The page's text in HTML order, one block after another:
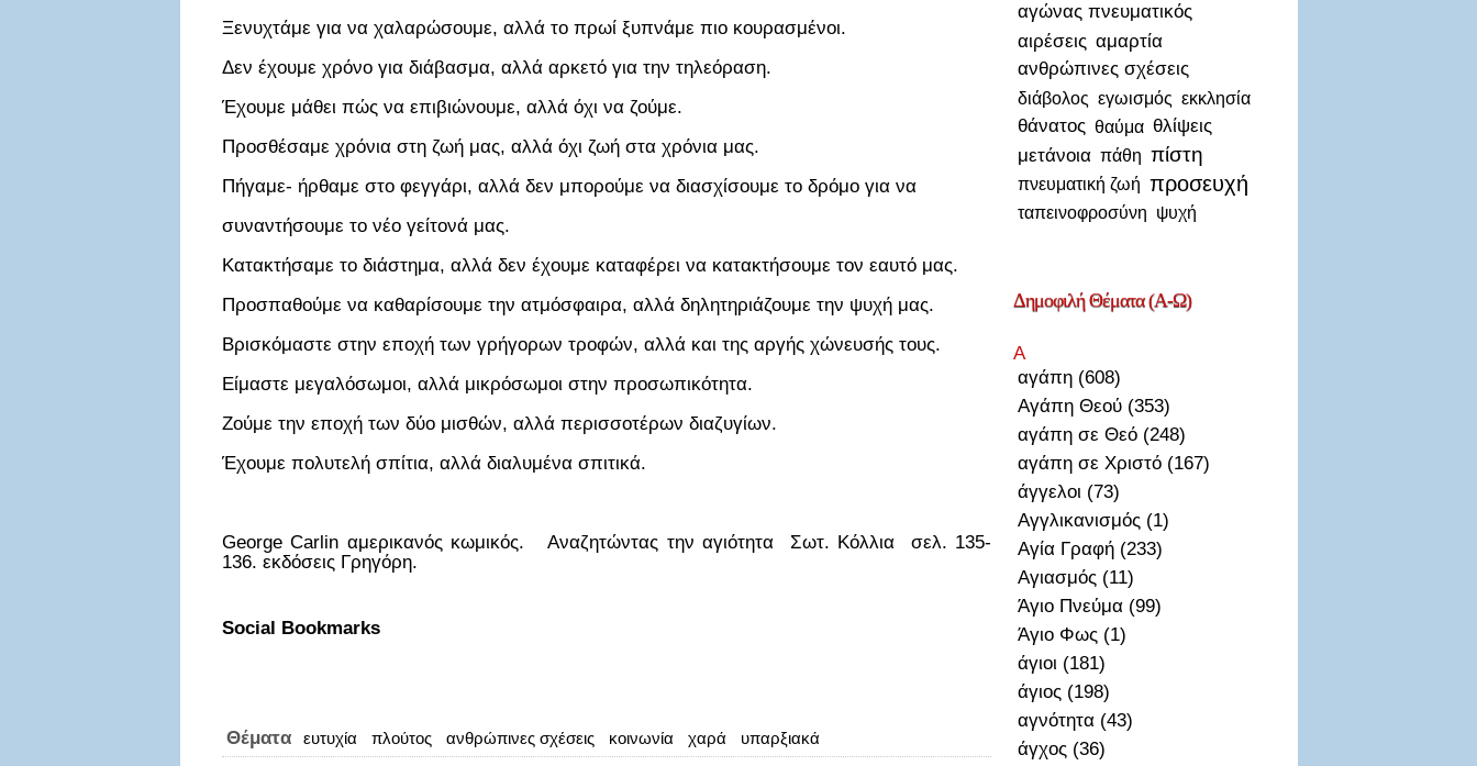
Ξενυχτάμε για να χαλαρώσουμε, αλλά το πρωί ξυπνάμε πιο κουρασμένοι.
Δεν έχουμε χρόνο για διάβασμα, αλλά αρκετό για την τηλεόραση.
Έχουμε μάθει πώς να επιβιώνουμε, αλλά όχι να ζούμε.
Προσθέσαμε χρόνια στη ζωή μας, αλλά όχι ζωή στα χρόνια μας.
Πήγαμε- ήρθαμε στο φεγγάρι, αλλά δεν μπορούμε να διασχίσουμε το δρόμο για να
συναντήσουμε το νέο γείτονά μας.
Κατακτήσαμε το διάστημα, αλλά δεν έχουμε καταφέρει να κατακτήσουμε τον εαυτό μας.
Προσπαθούμε να καθαρίσουμε την ατμόσφαιρα, αλλά δηλητηριάζουμε την ψυχή μας.
Βρισκόμαστε στην εποχή των γρήγορων τροφών, αλλά και της αργής χώνευσής τους.
Είμαστε μεγαλόσωμοι, αλλά μικρόσωμοι στην προσωπικότητα.
Ζούμε την εποχή των δύο μισθών, αλλά περισσοτέρων διαζυγίων.
Έχουμε πολυτελή σπίτια, αλλά διαλυμένα σπιτικά.
George Carlin αμερικανός κωμικός. Αναζητώντας την αγιότητα Σωτ. Κόλλια σελ. 135-
136. εκδόσεις Γρηγόρη.
Social Bookmarks
Θέματα ευτυχία πλούτος ανθρώπινες σχέσεις κοινωνία χαρά υπαρξιακά
αγώνας πνευματικός
αιρέσεις αμαρτία
ανθρώπινες σχέσεις
διάβολος εγωισμός εκκλησία
θάνατος θαύμα θλίψεις
μετάνοια πάθη πίστη
πνευματική ζωή προσευχή
ταπεινοφροσύνη ψυχή
ΔημοφιλήΘέματα (Α-Ω)
Α
αγάπη (608)
Αγάπη Θεού (353)
αγάπη σε Θεό (248)
αγάπη σε Χριστό (167)
άγγελοι (73)
Αγγλικανισμός (1)
Αγία Γραφή (233)
Αγιασμός (11)
Άγιο Πνεύμα (99)
Άγιο Φως (1)
άγιοι (181)
άγιος (198)
αγνότητα (43)
άγχος (36)